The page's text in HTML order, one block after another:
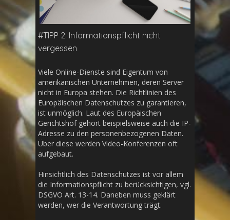
#TIPP 2: Informationspflicht nicht
vergessen
Viele Online-Dienste sind Eigentum von
amerikanischen Unternehmen, deren Server
nicht in Europa stehen. Die Richtlinien des
Europäischen Datenschutzes zu garantieren,
ist unmöglich. Laut des Europäischen
Gerichtshof gehört beispielsweise auch die IP-
Adresse zu den personenbezogenen Daten.
Über diese werden Video-Konferenzen oft
aufgebaut.
Hinsichtlich des Datenschutzes ist vor allem
die Informationspflicht zu berücksichtigen, vgl.
DSGVO Art. 13-14. Daneben muss geklärt
werden, wer die Verantwortung trägt.